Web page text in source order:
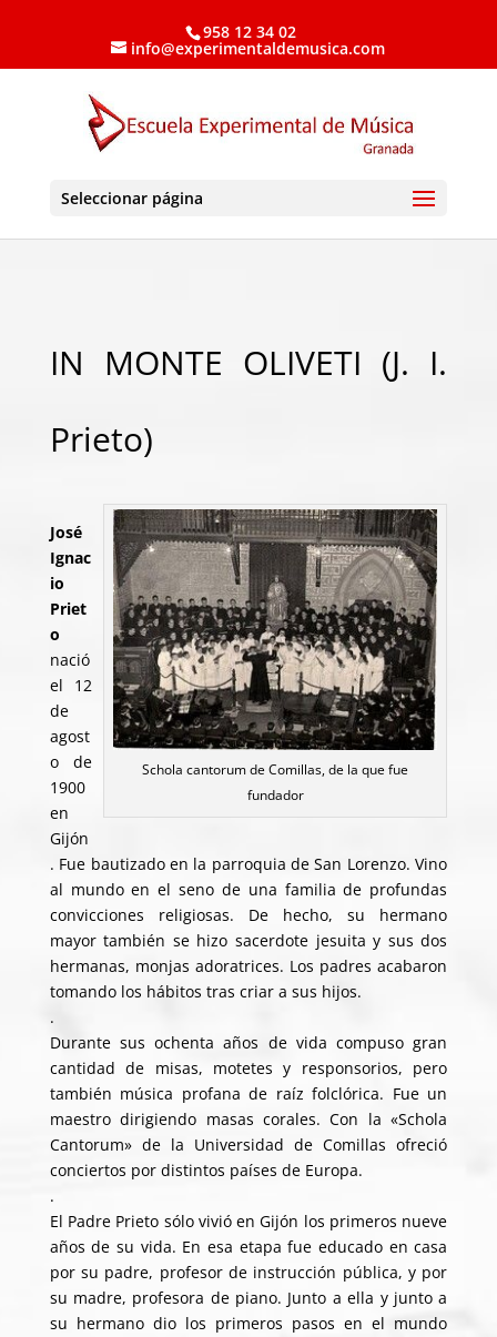
958 12 34 02
info@experimentaldemusica.com
Seleccionar página
IN MONTE OLIVETI (J. I.
Prieto)
Schola cantorum de Comillas, de la que fue
fundador
José
Ignac
io
Priet
o
nació
el 12
de
agost
o de
1900
en
Gijón
. Fue bautizado en la parroquia de San Lorenzo. Vino
al mundo en el seno de una familia de profundas
convicciones religiosas. De hecho, su hermano
mayor también se hizo sacerdote jesuita y sus dos
hermanas, monjas adoratrices. Los padres acabaron
tomando los hábitos tras criar a sus hijos.
.
Durante sus ochenta años de vida compuso gran
cantidad de misas, motetes y responsorios, pero
también música profana de raíz folclórica. Fue un
maestro dirigiendo masas corales. Con la «Schola
Cantorum» de la Universidad de Comillas ofreció
conciertos por distintos países de Europa.
.
El Padre Prieto sólo vivió en Gijón los primeros nueve
años de su vida. En esa etapa fue educado en casa
por su padre, profesor de instrucción pública, y por
su madre, profesora de piano. Junto a ella y junto a
su hermano dio los primeros pasos en el mundo